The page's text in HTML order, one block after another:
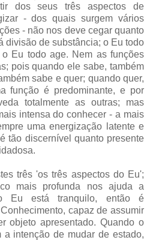
dos seus três aspectos de
- dos quais surgem vários
- não nos deve cegar quanto
divisão de substância; o Eu todo
Eu todo age. Nem as funções
pois quando ele sabe, também
sabe e quer; quando quer,
função é predominante, e por
totalmente as outras; mas
intensa do conhecer - a mais
uma energização latente e
tão discernível quanto presente
três 'os três aspectos do Eu';
mais profunda nos ajuda a
o Eu está tranquilo, então é
capaz de assumir
objeto apresentado. Quando o
a intenção de mudar de estado,